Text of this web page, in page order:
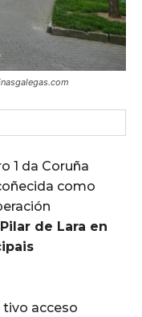
1 da Coruña
como
de Lara en
tivo acceso